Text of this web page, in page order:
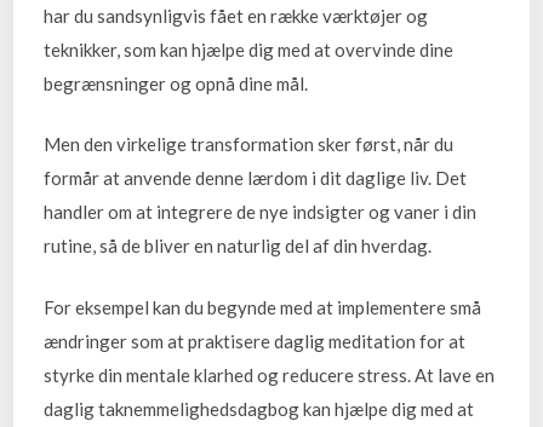
har du sandsynligvis fået en række værktøjer og
teknikker, som kan hjælpe dig med at overvinde dine
begrænsninger og opnå dine mål.
Men den virkelige transformation sker først, når du
formår at anvende denne lærdom i dit daglige liv. Det
handler om at integrere de nye indsigter og vaner i din
rutine, så de bliver en naturlig del af din hverdag.
For eksempel kan du begynde med at implementere små
ændringer som at praktisere daglig meditation for at
styrke din mentale klarhed og reducere stress. At lave en
daglig taknemmelighedsdagbog kan hjælpe dig med at